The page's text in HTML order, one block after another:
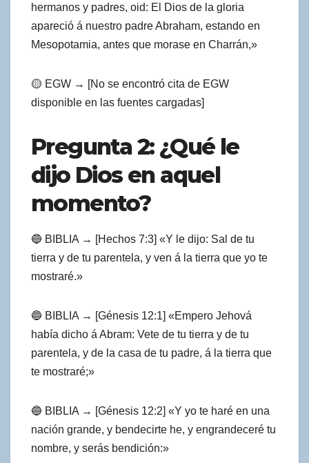
hermanos y padres, oid: El Dios de la gloria
apareció á nuestro padre Abraham, estando en
Mesopotamia, antes que morase en Charrán,»
🟡 EGW → [No se encontró cita de EGW
disponible en las fuentes cargadas]
Pregunta 2: ¿Qué le
dijo Dios en aquel
momento?
🔵 BIBLIA → [Hechos 7:3] «Y le dijo: Sal de tu
tierra y de tu parentela, y ven á la tierra que yo te
mostraré.»
🔵 BIBLIA → [Génesis 12:1] «Empero Jehová
había dicho á Abram: Vete de tu tierra y de tu
parentela, y de la casa de tu padre, á la tierra que
te mostraré;»
🔵 BIBLIA → [Génesis 12:2] «Y yo te haré en una
nación grande, y bendecirte he, y engrandeceré tu
nombre, y serás bendición:»